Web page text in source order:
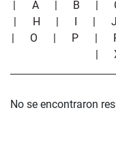
| A | B |
| H | I |
| O | P |
|
No se encontraron